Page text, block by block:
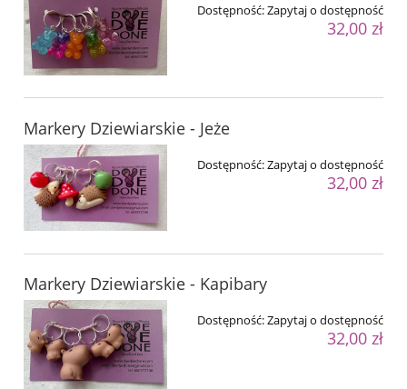
Dostępność:Zapytaj o dostępność
32,00 zł
Markery Dziewiarskie - Jeże
Dostępność:Zapytaj o dostępność
32,00 zł
Markery Dziewiarskie - Kapibary
Dostępność:Zapytaj o dostępność
32,00 zł